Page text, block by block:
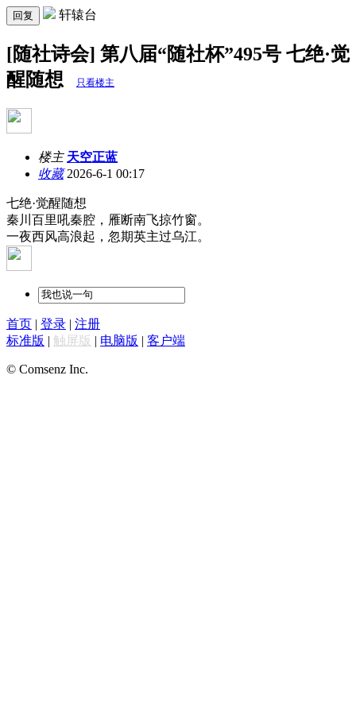
回复 轩辕台
[随社诗会] 第八届“随社杯”495号 七绝·觉
醒随想
只看楼主
楼主 天空正蓝
收藏2026-6-1 00:17
七绝·觉醒随想
秦川百里吼秦腔，雁断南飞掠竹窗。
一夜西风高浪起，忽期英主过乌江。
首页 | 登录 | 注册
标准版 | 触屏版 | 电脑版 | 客户端
© Comsenz Inc.